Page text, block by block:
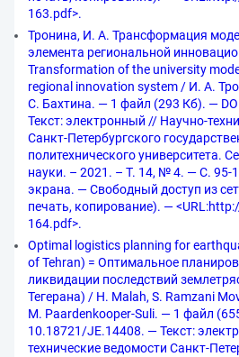
163.pdf>.
Тронина, И. А. Трансформация
элемента региональной
Transformation of the university
regional innovation system / И. А.
С. Бахтина. — 1 файл (293 Кб). —
Текст: электронный // Научно-
Санкт-Петербургского
политехнического университета.
науки. – 2021. – Т. 14, № 4. — С. 95-
экрана. — Свободный доступ из
печать, копирование). —
164.pdf>.
Optimal logistics planning for
of Tehran) = Оптимальное
ликвидации последствий
Тегерана) / H. Malah, S. Ramzani
M. Paardenkooper-Suli. — 1 файл
10.18721/JE.14408. — Текст:
технические ведомости Санкт-